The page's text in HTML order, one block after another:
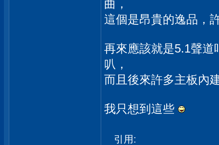
曲，
這個是昂貴的逸品，
再來應該就是5.1聲
叭，
而且後來許多主板內
我只想到這些
引用: